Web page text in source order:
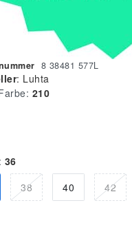
8 38481 577L
: Luhta
210
36
38 40 42